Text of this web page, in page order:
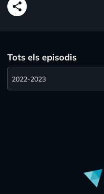
share
Tots els episodis